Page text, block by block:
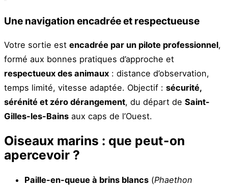
Une navigation encadrée et respectueuse
Votre sortie est encadrée par un pilote professionnel,
formé aux bonnes pratiques d’approche et
respectueux des animaux : distance d’observation,
temps limité, vitesse adaptée. Objectif : sécurité,
sérénité et zéro dérangement, du départ de Saint-
Gilles-les-Bains aux caps de l’Ouest.
Oiseaux marins : que peut-on
apercevoir ?
Paille-en-queue à brins blancs (Phaethon